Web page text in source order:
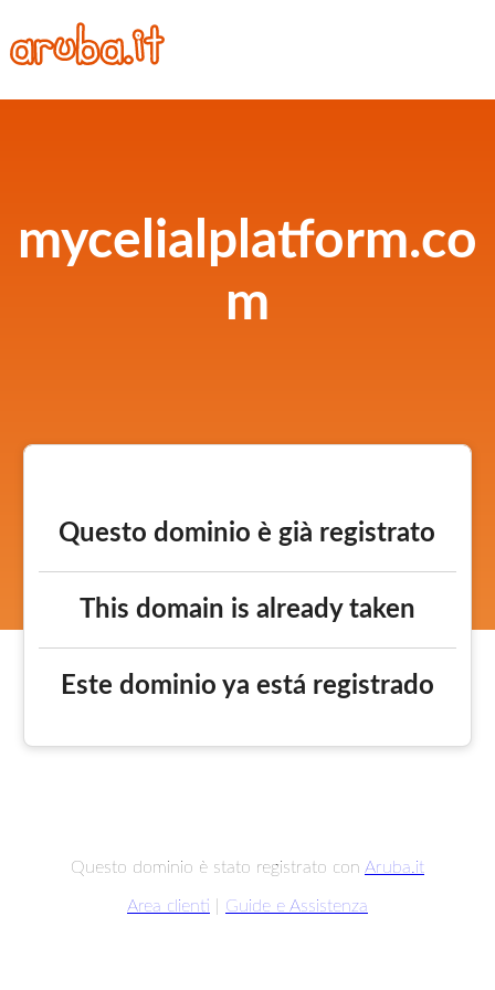
mycelialplatform.co
m
Questo dominio è già registrato
This domain is already taken
Este dominio ya está registrado
Questo dominio è stato registrato con Aruba.it
Area clienti Guide e Assistenza